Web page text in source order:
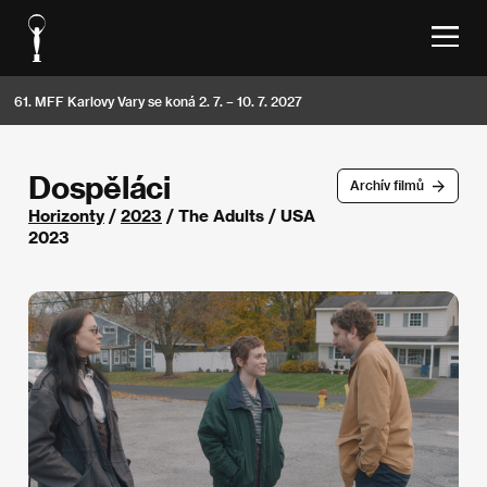
61. MFF Karlovy Vary se koná 2. 7. – 10. 7. 2027
Archív filmů
Dospěláci
Horizonty/ 2023 / The Adults / USA
2023